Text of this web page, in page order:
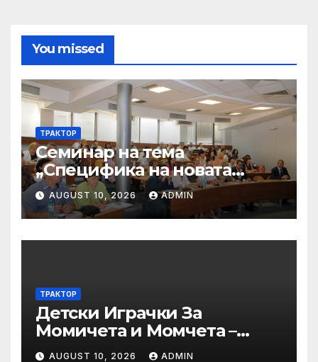
You missed
ТРАКТОР
Семинар на тема
„Специфика на новата
критериална система на
НАОА за програмна
акредитация на
професионално
– пресечни точки и
решения“
AUGUST 10, 2026 ADMIN
ТРАКТОР
Детски Играчки За
Момичета и Момчета –
Купи
AUGUST 10, 2026 ADMIN